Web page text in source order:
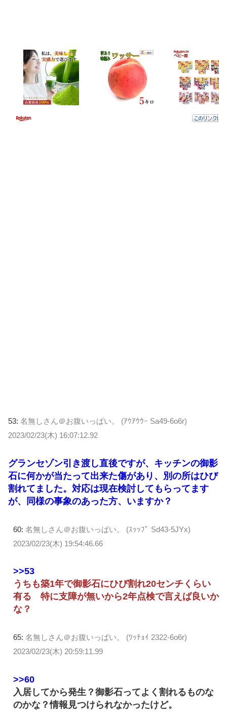
53: 名無しさん＠お腹いっぱい。 (ｱｳｱｳｳｰ Sa49-6o6r)
2023/02/23(木) 16:07:12.92
グランセゾン引き渡し直後ですが、キッチンの御影
石に何かが当たって出来た傷があり、別の所はひび
割れてました。対応は現在検討してもらってます
が、同様の事象のあった方、いますか？
60: 名無しさん＠お腹いっぱい。 (ｽｯｯﾌﾟ Sd43-5JYx)
2023/02/23(木) 19:54:46.66
>>53
うちも築1年で御影石にひび割れ20センチくらい
有る 特に支障が無いから2年点検で言えば良いか
な？
65: 名無しさん＠お腹いっぱい。 (ﾜｯﾁｮｲ 2322-6o6r)
2023/02/23(木) 20:59:11.99
>>60
入居してから発生？御影石ってよく割れるものな
のかな？情報見つけられなかったけど。